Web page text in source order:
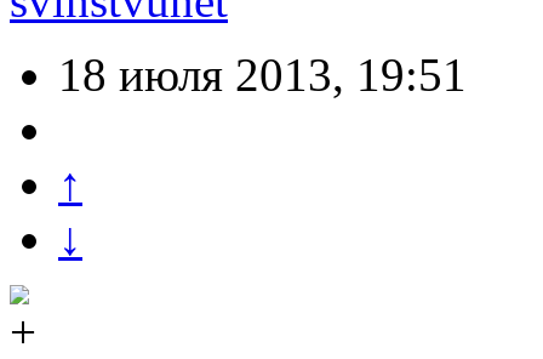
18 июля 2013, 19:51
↑
↓